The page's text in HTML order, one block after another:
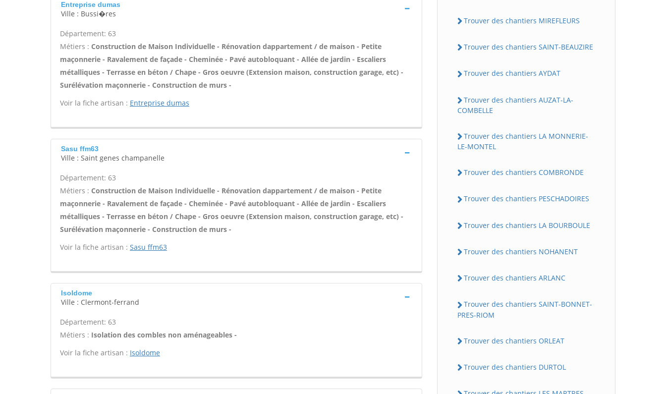
Entreprise dumas
Ville : Bussi�res
Département: 63
Métiers : Construction de Maison Individuelle - Rénovation dappartement / de maison - Petite
maçonnerie - Ravalement de façade - Cheminée - Pavé autobloquant - Allée de jardin - Escaliers
métalliques - Terrasse en béton / Chape - Gros oeuvre (Extension maison, construction garage, etc) -
Surélévation maçonnerie - Construction de murs -
Voir la fiche artisan : Entreprise dumas
Sasu ffm63
Ville : Saint genes champanelle
Département: 63
Métiers : Construction de Maison Individuelle - Rénovation dappartement / de maison - Petite
maçonnerie - Ravalement de façade - Cheminée - Pavé autobloquant - Allée de jardin - Escaliers
métalliques - Terrasse en béton / Chape - Gros oeuvre (Extension maison, construction garage, etc) -
Surélévation maçonnerie - Construction de murs -
Voir la fiche artisan : Sasu ffm63
Isoldome
Ville : Clermont-ferrand
Département: 63
Métiers : Isolation des combles non aménageables -
Voir la fiche artisan : Isoldome
Trouver des chantiers MIREFLEURS
Trouver des chantiers SAINT-BEAUZIRE
Trouver des chantiers AYDAT
Trouver des chantiers AUZAT-LA-
COMBELLE
Trouver des chantiers LA MONNERIE-
LE-MONTEL
Trouver des chantiers COMBRONDE
Trouver des chantiers PESCHADOIRES
Trouver des chantiers LA BOURBOULE
Trouver des chantiers NOHANENT
Trouver des chantiers ARLANC
Trouver des chantiers SAINT-BONNET-
PRES-RIOM
Trouver des chantiers ORLEAT
Trouver des chantiers DURTOL